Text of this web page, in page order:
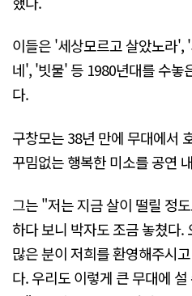
이들은 '세상모르고 살았노라
네', '빗물' 등 1980년대를 수놓
다.
구창모는 38년 만에 무대에서
꾸밈없는 행복한 미소를 공연
그는 "저는 지금 살이 떨릴 정
하다 보니 박자도 조금 놓쳤다.
많은 분이 저희를 환영해주시
다. 우리도 이렇게 큰 무대에